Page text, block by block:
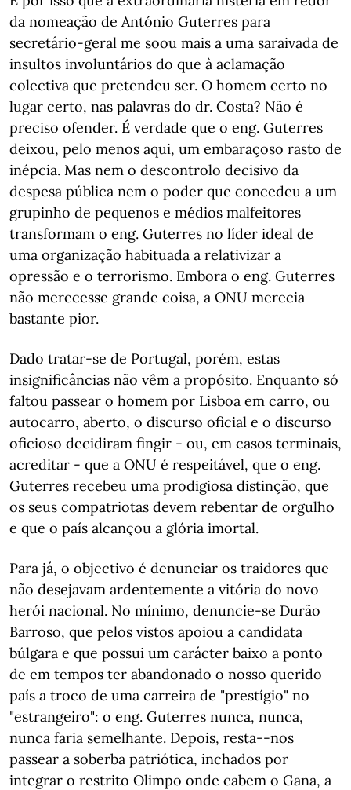
da nomeação de António Guterres para
secretário-geral me soou mais a uma saraivada de
insultos involuntários do que à aclamação
colectiva que pretendeu ser. O homem certo no
lugar certo, nas palavras do dr. Costa? Não é
preciso ofender. É verdade que o eng. Guterres
deixou, pelo menos aqui, um embaraçoso rasto de
inépcia. Mas nem o descontrolo decisivo da
despesa pública nem o poder que concedeu a um
grupinho de pequenos e médios malfeitores
transformam o eng. Guterres no líder ideal de
uma organização habituada a relativizar a
opressão e o terrorismo. Embora o eng. Guterres
não merecesse grande coisa, a ONU merecia
bastante pior.
Dado tratar-se de Portugal, porém, estas
insignificâncias não vêm a propósito. Enquanto só
faltou passear o homem por Lisboa em carro, ou
autocarro, aberto, o discurso oficial e o discurso
oficioso decidiram fingir - ou, em casos terminais,
acreditar - que a ONU é respeitável, que o eng.
Guterres recebeu uma prodigiosa distinção, que
os seus compatriotas devem rebentar de orgulho
e que o país alcançou a glória imortal.
Para já, o objectivo é denunciar os traidores que
não desejavam ardentemente a vitória do novo
herói nacional. No mínimo, denuncie-se Durão
Barroso, que pelos vistos apoiou a candidata
búlgara e que possui um carácter baixo a ponto
de em tempos ter abandonado o nosso querido
país a troco de uma carreira de "prestígio" no
"estrangeiro": o eng. Guterres nunca, nunca,
nunca faria semelhante. Depois, resta--nos
passear a soberba patriótica, inchados por
integrar o restrito Olimpo onde cabem o Gana, a